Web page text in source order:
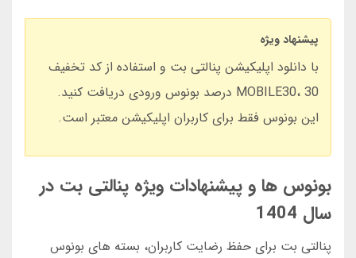
پیشنهاد ویژه
با دانلود اپلیکیشن پنالتی بت و استفاده از کد تخفیف
MOBILE30، 30 درصد بونوس ورودی دریافت کنید.
این بونوس فقط برای کاربران اپلیکیشن معتبر است.
بونوس ها و پیشنهادات ویژه پنالتی بت در
سال 1404
پنالتی بت برای حفظ رضایت کاربران، بسته های بونوس